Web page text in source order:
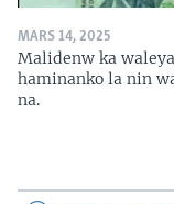
MARS 14, 2025
Malidenw ka
haminanko la nin
na.